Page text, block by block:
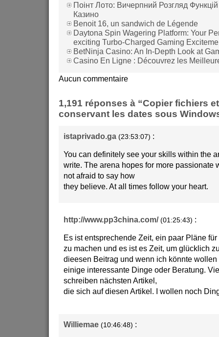
Поінт Лото: Вичерпний Розгляд
Казино
Benoit 16, un sandwich de Légende
Daytona Spin Wagering Platform: Your
exciting Turbo-Charged Gaming
BetNinja Casino: An In-Depth Look at
Casino En Ligne : Découvrez les
Aucun commentaire
1,191 réponses à “Copier fichiers
conservant les dates sous
istaprivado.ga (23:53:07) :
You can definitely see your skills within the
write. The arena hopes for more passionate
not afraid to say how
they believe. At all times follow your heart.
http://www.pp3china.com/ (01:25:43) :
Es ist entsprechende Zeit, ein paar Pläne
zu machen und es ist es Zeit, um glücklich
dieesen Beitrag und wenn ich könnte
einige interessante Dinge oder Beratung.
schreiben nächsten Artikel,
die sich auf diesen Artikel. I wollen noch
Williemae (10:46:48) :